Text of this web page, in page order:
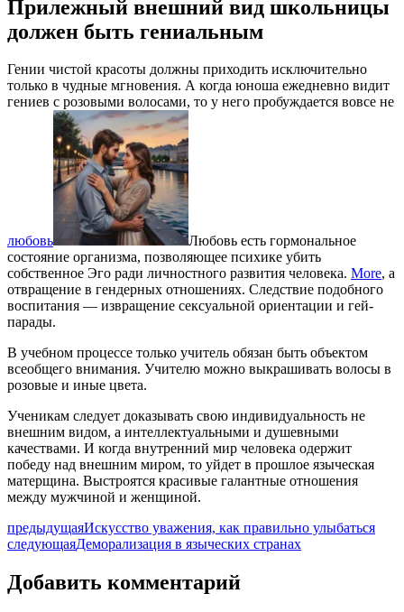
Прилежный внешний вид школьницы
должен быть гениальным
Гении чистой красоты должны приходить исключительно
только в чудные мгновения. А когда юноша ежедневно видит
гениев с розовыми волосами, то у него пробуждается вовсе не
любовь
Любовь есть гормональное
состояние организма, позволяющее психике убить
собственное Эго ради личностного развития человека. More, а
отвращение в гендерных отношениях. Следствие подобного
воспитания — извращение сексуальной ориентации и гей-
парады.
В учебном процессе только учитель обязан быть объектом
всеобщего внимания. Учителю можно выкрашивать волосы в
розовые и иные цвета.
Ученикам следует доказывать свою индивидуальность не
внешним видом, а интеллектуальными и душевными
качествами. И когда внутренний мир человека одержит
победу над внешним миром, то уйдет в прошлое языческая
матерщина. Выстроятся красивые галантные отношения
между мужчиной и женщиной.
предыдущаяИскусство уважения, как правильно улыбаться
следующаяДеморализация в языческих странах
Добавить комментарий